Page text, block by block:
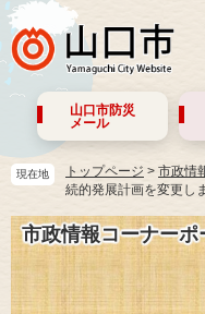
山口市防災
メール
現在地 トップページ > 市政情
続的発展計画を変更し
市政情報コーナーポ